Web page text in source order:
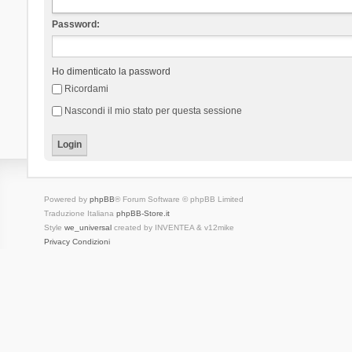
Password:
Ho dimenticato la password
Ricordami
Nascondi il mio stato per questa sessione
Powered by phpBB® Forum Software © phpBB Limited
Traduzione Italiana phpBB-Store.it
Style we_universalcreated by INVENTEA & v12mike
Privacy Condizioni